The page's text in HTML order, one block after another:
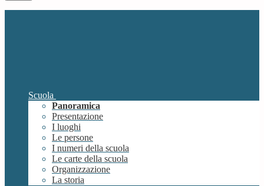
Scuola
Panoramica
Presentazione
I luoghi
Le persone
I numeri della scuola
Le carte della scuola
Organizzazione
La storia